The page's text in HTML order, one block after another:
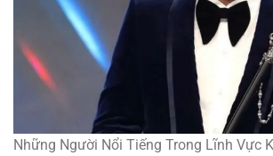
Những Người Nổi Tiếng Trong Lĩnh Vực